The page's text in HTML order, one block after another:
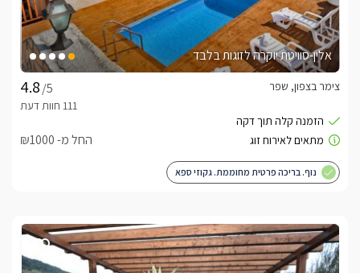
אלין-סוויטת יוקרה לזוגות בלבד
/5
צימר בצפון, שפר
החל מ- ₪1000
נוף. בריכה פרטית מחוממת. גקוזי ספא